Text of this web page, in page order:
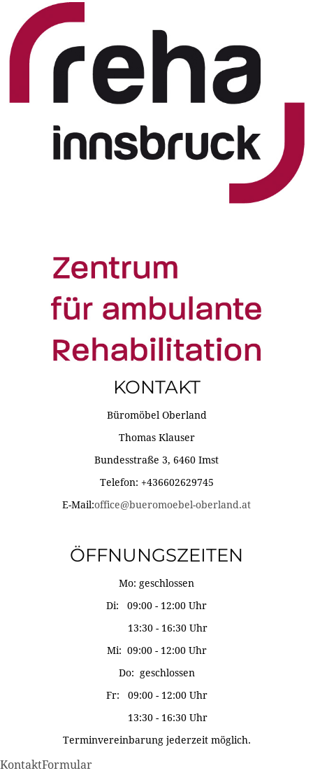
KONTAKT
Büromöbel Oberland
Thomas Klauser
Bundesstraße 3, 6460 Imst
Telefon: +436602629745
E-Mail:office@bueromoebel-oberland.at
ÖFFNUNGSZEITEN
Mo: geschlossen
Di: 09:00 - 12:00 Uhr
13:30 - 16:30 Uhr
Mi: 09:00 - 12:00 Uhr
Do: geschlossen
Fr: 09:00 - 12:00 Uhr
13:30 - 16:30 Uhr
Terminvereinbarung jederzeit möglich.
KontaktFormular